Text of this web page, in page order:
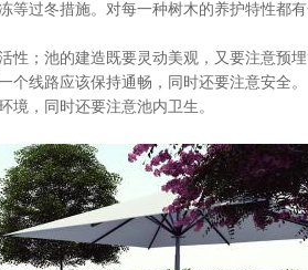
过冬措施。对每一种树木的养护特性都有
；池的建造既要灵动美观，又要注意预埋
线路应该保持通畅，同时还要注意安全。
，同时还要注意池内卫生。